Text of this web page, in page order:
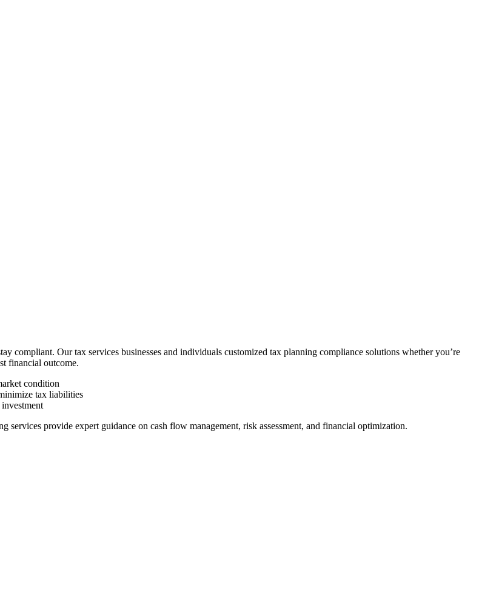
compliant. Our tax services businesses and individuals customized tax planning compliance solutions whether you’re
financial outcome.
condition
tax liabilities
provide expert guidance on cash flow management, risk assessment, and financial optimization.